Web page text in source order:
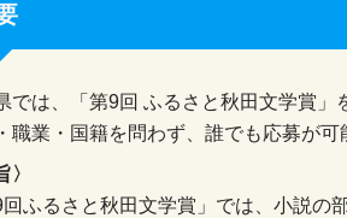
では、「第9回 ふるさと秋田文学賞」
職業・国籍を問わず、誰でも応募が可
〉
回ふるさと秋田文学賞」では、小説